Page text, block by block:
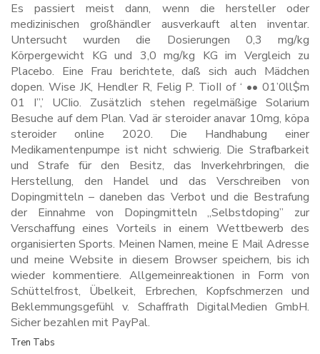
Es passiert meist dann, wenn die hersteller oder
medizinischen großhändler ausverkauft alten inventar.
Untersucht wurden die Dosierungen 0,3 mg/kg
Körpergewicht KG und 3,0 mg/kg KG im Vergleich zu
Placebo. Eine Frau berichtete, daß sich auch Mädchen
dopen. Wise JK, Hendler R, Felig P. TioII of ‘ •• 01’0ll$m
01 I”,’ UCIio. Zusätzlich stehen regelmäßige Solarium
Besuche auf dem Plan. Vad är steroider anavar 10mg, köpa
steroider online 2020. Die Handhabung einer
Medikamentenpumpe ist nicht schwierig. Die Strafbarkeit
und Strafe für den Besitz, das Inverkehrbringen, die
Herstellung, den Handel und das Verschreiben von
Dopingmitteln – daneben das Verbot und die Bestrafung
der Einnahme von Dopingmitteln „Selbstdoping” zur
Verschaffung eines Vorteils in einem Wettbewerb des
organisierten Sports. Meinen Namen, meine E Mail Adresse
und meine Website in diesem Browser speichern, bis ich
wieder kommentiere. Allgemeinreaktionen in Form von
Schüttelfrost, Übelkeit, Erbrechen, Kopfschmerzen und
Beklemmungsgefühl v. Schaffrath DigitalMedien GmbH.
Sicher bezahlen mit PayPal.
Tren Tabs